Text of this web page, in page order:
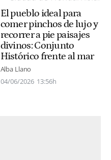
El pueblo ideal para
comer pinchos de lujo y
recorrer a pie paisajes
divinos: Conjunto
Histórico frente al mar
Alba Llano
04/06/2026 13:56h